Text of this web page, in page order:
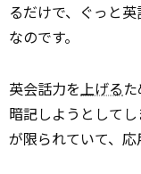
るだけで、ぐっと
なのです。
英会話力を上げる
暗記しようとして
が限られていて、応